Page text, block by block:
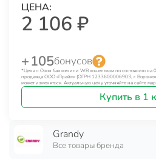
ЦЕНА:
2 106 ₽
+ 105бонусов
*Цена с Озон банком или WB кошельком по состоянию на
продавца ООО «Прайм» (ОГРН 1233600006903, г.
может изменяться. Актуальную цену уточняйте на сайте
Купить в 1
Grandy
Все товары бренда